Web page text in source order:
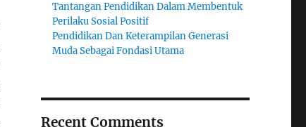
Tantangan Pendidikan Dalam Membentuk
Perilaku Sosial Positif
Pendidikan Dan Keterampilan Generasi
Muda Sebagai Fondasi Utama
Recent Comments